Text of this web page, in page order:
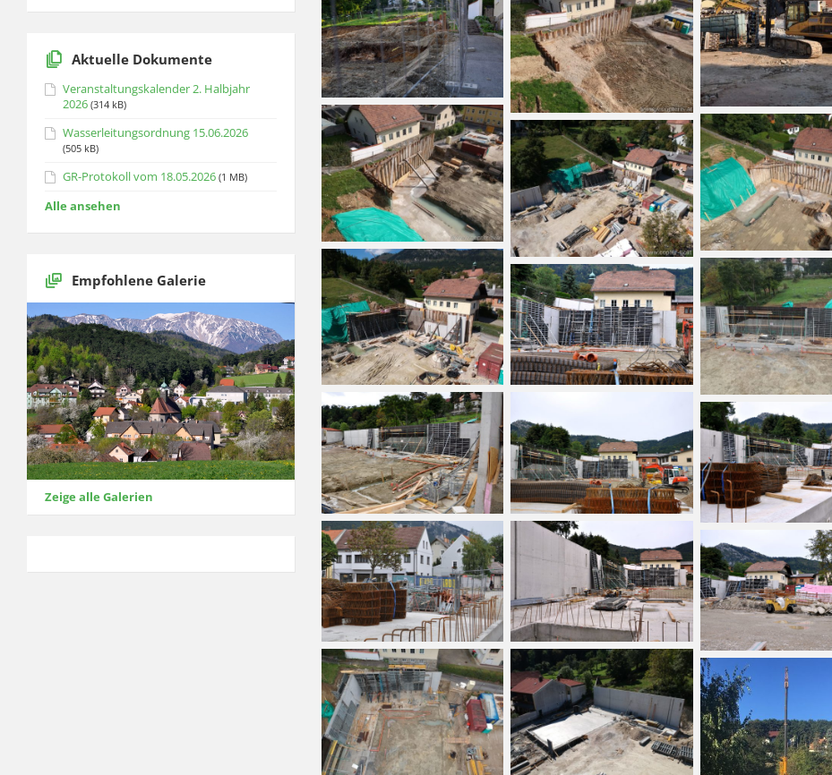
Aktuelle Dokumente
Veranstaltungskalender 2. Halbjahr
2026 (314 kB)
Wasserleitungsordnung 15.06.2026
(505 kB)
GR-Protokoll vom 18.05.2026 (1 MB)
Alle ansehen
Empfohlene Galerie
Zeige alle Galerien